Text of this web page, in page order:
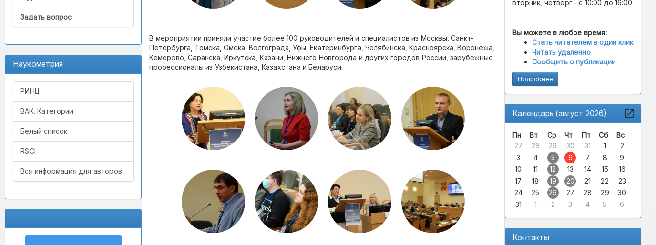
Задать вопрос
Наукометрия
РИНЦ
ВАК. Категории
Белый список
RSCI
Вся информация для авторов
вторник, четверг - с 10:00 до 16:00
Вы можете в любое время:
Стать читателем в один клик
Читать удаленно
Сообщить о публикации
Подробнее
Календарь (август 2026)
Пн Вт Ср Чт Пт Сб
Вс
27
28 29 30 31 1
2
3
4 5 6 7 8
9
10
11 12 13 14 15
16
17
18 19 20 21 22
23
24
25 26 27 28 29
30
31
1 2 3 4 5 6
Контакты
В мероприятии приняли участие более 100 руководителей и специалистов из Москвы, Санкт-
Петербурга, Томска, Омска, Волгограда, Уфы, Екатеринбурга, Челябинска, Красноярска, Воронежа,
Кемерово, Саранска, Иркутска, Казани, Нижнего Новгорода и других городов России, зарубежные
профессионалы из Узбекистана, Казахстана и Беларуси.